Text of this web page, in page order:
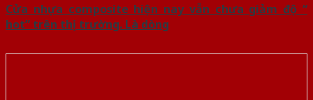
Cửa nhựa composite hiện nay vẫn chưa giảm độ “
hot” trên thị trường. Là dòng